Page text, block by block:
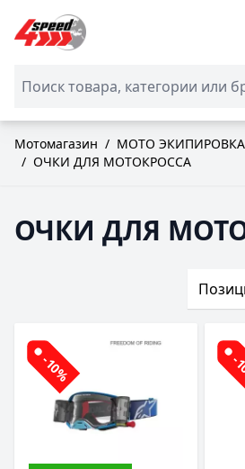
Skip to Content
Мотомагазин / МОТО ЭКИПИРОВКА
/ ОЧКИ ДЛЯ МОТОКРОССА
ОЧКИ ДЛЯ
-10% -